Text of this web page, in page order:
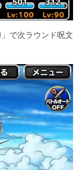
で次ラウンド呪文